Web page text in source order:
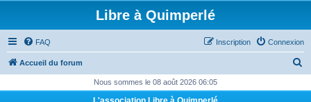
Libre à Quimperlé
FAQ Connexion
Inscription
Accueil du forum
Nous sommes le 08 août 2026 06:05